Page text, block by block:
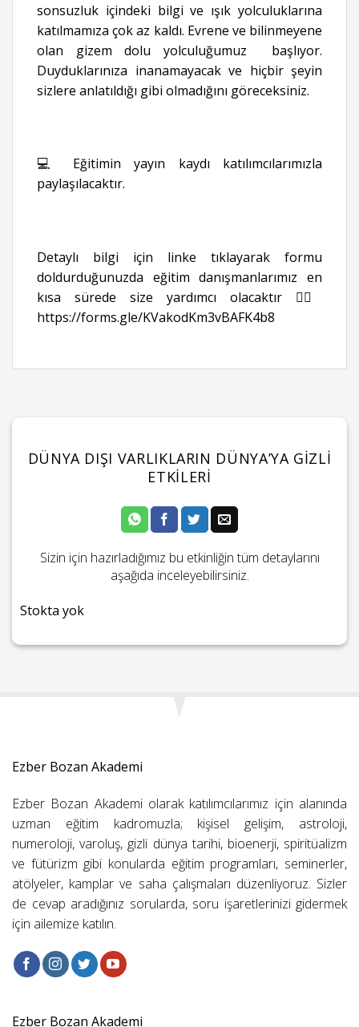
sonsuzluk içindeki bilgi ve ışık yolculuklarına
katılmamıza çok az kaldı. Evrene ve bilinmeyene
olan gizem dolu yolculuğumuz başlıyor.
Duyduklarınıza inanamayacak ve hiçbir şeyin
sizlere anlatıldığı gibi olmadığını göreceksiniz.
💻 Eğitimin yayın kaydı katılımcılarımızla
paylaşılacaktır.
Detaylı bilgi için linke tıklayarak formu
doldurduğunuzda eğitim danışmanlarımız en
kısa sürede size yardımcı olacaktır 👉🏻
https://forms.gle/KVakodKm3vBAFK4b8
DÜNYA DIŞI VARLIKLARIN DÜNYA’YA GIZLI
ETKILERI
Sizin için hazırladığımız bu etkinliğin tüm detaylarını
aşağıda inceleyebilirsiniz.
Stokta yok
Ezber Bozan Akademi
Ezber Bozan Akademi olarak katılımcılarımız için alanında
uzman eğitim kadromuzla; kişisel gelişim, astroloji,
numeroloji, varoluş, gizli dünya tarihi, bioenerji, spiritüalizm
ve fütürizm gibi konularda eğitim programları, seminerler,
atölyeler, kamplar ve saha çalışmaları düzenliyoruz. Sizler
de cevap aradığınız sorularda, soru işaretlerinizi gidermek
için ailemize katılın.
Ezber Bozan Akademi